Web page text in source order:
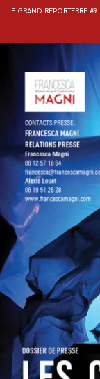
LE GRAND REPORTERRE #9